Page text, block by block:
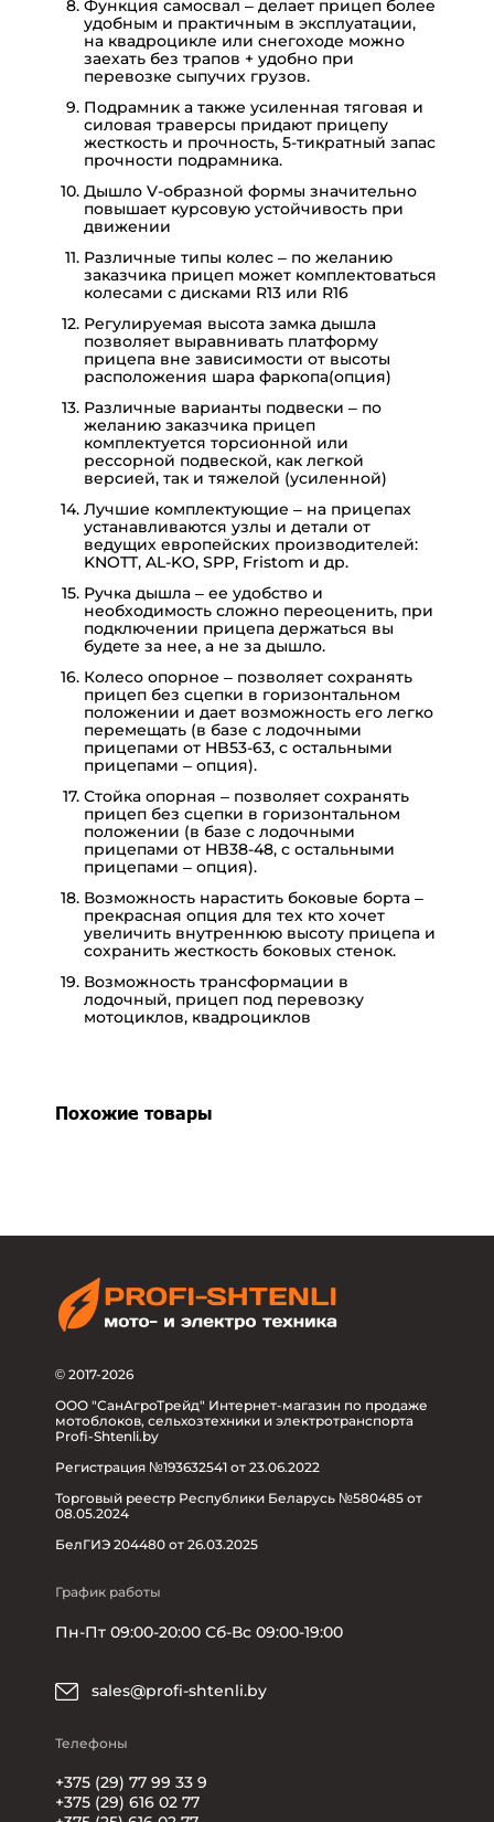
Функция самосвал – делает прицеп более
удобным и практичным в эксплуатации,
на квадроцикле или снегоходе можно
заехать без трапов + удобно при
перевозке сыпучих грузов.
Подрамник а также усиленная тяговая и
силовая траверсы придают прицепу
жесткость и прочность, 5-тикратный запас
прочности подрамника.
Дышло V-образной формы значительно
повышает курсовую устойчивость при
движении
Различные типы колес – по желанию
заказчика прицеп может комплектоваться
колесами с дисками R13 или R16
Регулируемая высота замка дышла
позволяет выравнивать платформу
прицепа вне зависимости от высоты
расположения шара фаркопа(опция)
Различные варианты подвески – по
желанию заказчика прицеп
комплектуется торсионной или
рессорной подвеской, как легкой
версией, так и тяжелой (усиленной)
Лучшие комплектующие – на прицепах
устанавливаются узлы и детали от
ведущих европейских производителей:
KNOTT, AL-KO, SPP, Fristom и др.
Ручка дышла – ее удобство и
необходимость сложно переоценить, при
подключении прицепа держаться вы
будете за нее, а не за дышло.
Колесо опорное – позволяет сохранять
прицеп без сцепки в горизонтальном
положении и дает возможность его легко
перемещать (в базе с лодочными
прицепами от HB53-63, с остальными
прицепами – опция).
Стойка опорная – позволяет сохранять
прицеп без сцепки в горизонтальном
положении (в базе с лодочными
прицепами от HB38-48, с остальными
прицепами – опция).
Возможность нарастить боковые борта –
прекрасная опция для тех кто хочет
увеличить внутреннюю высоту прицепа и
сохранить жесткость боковых стенок.
Возможность трансформации в
лодочный, прицеп под перевозку
мотоциклов, квадроциклов
Похожие товары
© 2017-2026
ООО "СанАгроТрейд" Интернет-магазин по продаже
мотоблоков, сельхозтехники и электротранспорта
Profi-Shtenli.by
Регистрация №193632541 от 23.06.2022
Торговый реестр Республики Беларусь №580485 от
08.05.2024
БелГИЭ 204480 от 26.03.2025
График работы
Пн-Пт 09:00-20:00 Сб-Вс 09:00-19:00
sales@profi-shtenli.by
Телефоны
+375 (29) 77 99 33 9
+375 (29) 616 02 77